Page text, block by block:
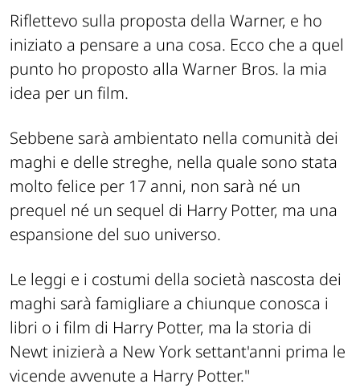
Riflettevo sulla proposta della Warner, e ho
iniziato a pensare a una cosa. Ecco che a quel
punto ho proposto alla Warner Bros. la mia
idea per un film.
Sebbene sarà ambientato nella comunità dei
maghi e delle streghe, nella quale sono stata
molto felice per 17 anni, non sarà né un
prequel né un sequel di Harry Potter, ma una
espansione del suo universo.
Le leggi e i costumi della società nascosta dei
maghi sarà famigliare a chiunque conosca i
libri o i film di Harry Potter, ma la storia di
Newt inizierà a New York settant'anni prima le
vicende avvenute a Harry Potter."